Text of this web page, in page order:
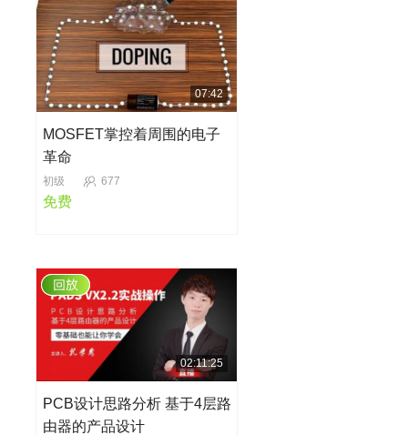
行业活动
精彩聚合
注册/登录
07:42
MOSFET掌控着周围的电子
革命
初级 677
免费
02:11:25
PCB设计思路分析 基于4层路
由器的产品设计